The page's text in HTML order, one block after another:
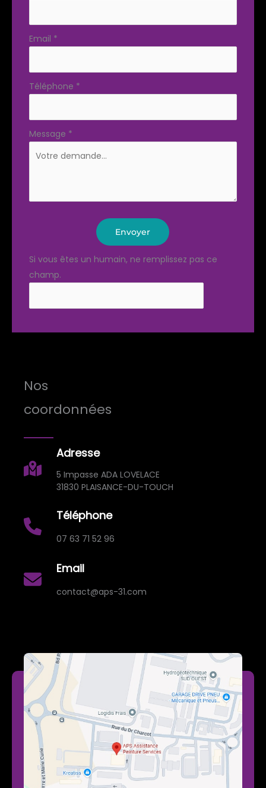
Email *
Téléphone *
Message *
Envoyer
Si vous êtes un humain, ne remplissez pas ce
champ.
Nos
coordonnées
Adresse
5 Impasse ADA LOVELACE
31830 PLAISANCE-DU-TOUCH
Téléphone
07 63 71 52 96
Email
contact@aps-31.com